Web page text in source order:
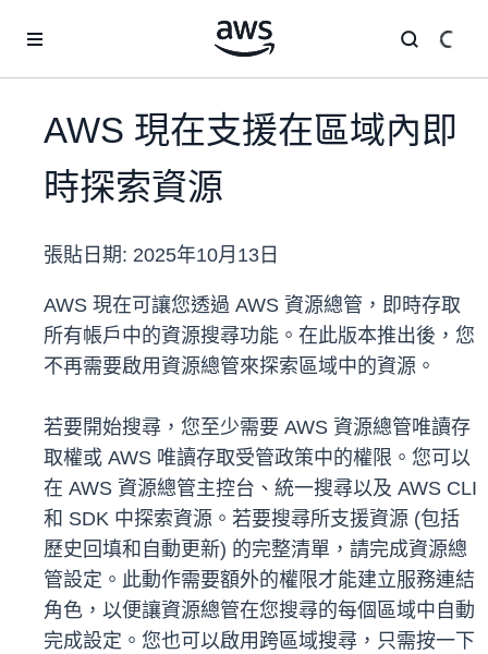
AWS 現在支援在區域內即
時探索資源
張貼日期: 2025年10月13日
AWS 現在可讓您透過 AWS 資源總管，即時存取
所有帳戶中的資源搜尋功能。在此版本推出後，您
不再需要啟用資源總管來探索區域中的資源。
若要開始搜尋，您至少需要 AWS 資源總管唯讀存
取權或 AWS 唯讀存取受管政策中的權限。您可以
在 AWS 資源總管主控台、統一搜尋以及 AWS CLI
和 SDK 中探索資源。若要搜尋所支援資源 (包括
歷史回填和自動更新) 的完整清單，請完成資源總
管設定。此動作需要額外的權限才能建立服務連結
角色，以便讓資源總管在您搜尋的每個區域中自動
完成設定。您也可以啟用跨區域搜尋，只需按一下